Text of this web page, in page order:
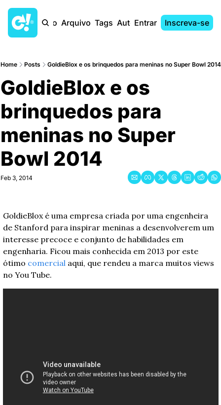
Início Arquivo Tags AutoresEntrar Inscreva-se
Home Posts GoldieBlox e os brinquedos para meninas no Super Bowl 2014
GoldieBlox e os
brinquedos para
meninas no Super
Bowl 2014
Feb 3, 2014
GoldieBlox é uma empresa criada por uma engenheira
de Stanford para inspirar meninas a desenvolverem um
interesse precoce e conjunto de habilidades em
engenharia. Ficou mais conhecida em 2013 por este
ótimo comercial aqui, que rendeu a marca muitos views
no You Tube.